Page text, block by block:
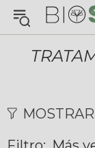
¿En qué puedo